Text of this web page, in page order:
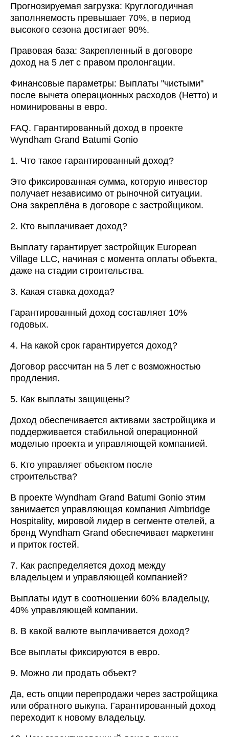
Прогнозируемая загрузка: Круглогодичная
заполняемость превышает 70%, в период
высокого сезона достигает 90%.
Правовая база: Закрепленный в договоре
доход на 5 лет с правом пролонгации.
Финансовые параметры: Выплаты "чистыми"
после вычета операционных расходов (Нетто) и
номинированы в евро.
FAQ. Гарантированный доход в проекте
Wyndham Grand Batumi Gonio
1. Что такое гарантированный доход?
Это фиксированная сумма, которую инвестор
получает независимо от рыночной ситуации.
Она закреплёна в договоре с застройщиком.
2. Кто выплачивает доход?
Выплату гарантирует застройщик European
Village LLC, начиная с момента оплаты объекта,
даже на стадии строительства.
3. Какая ставка дохода?
Гарантированный доход составляет 10%
годовых.
4. На какой срок гарантируется доход?
Договор рассчитан на 5 лет с возможностью
продления.
5. Как выплаты защищены?
Доход обеспечивается активами застройщика и
поддерживается стабильной операционной
моделью проекта и управляющей компанией.
6. Кто управляет объектом после
строительства?
В проекте Wyndham Grand Batumi Gonio этим
занимается управляющая компания Aimbridge
Hospitality, мировой лидер в сегменте отелей, а
бренд Wyndham Grand обеспечивает маркетинг
и приток гостей.
7. Как распределяется доход между
владельцем и управляющей компанией?
Выплаты идут в соотношении 60% владельцу,
40% управляющей компании.
8. В какой валюте выплачивается доход?
Все выплаты фиксируются в евро.
9. Можно ли продать объект?
Да, есть опции перепродажи через застройщика
или обратного выкупа. Гарантированный доход
переходит к новому владельцу.